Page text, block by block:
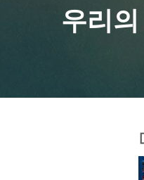
우리